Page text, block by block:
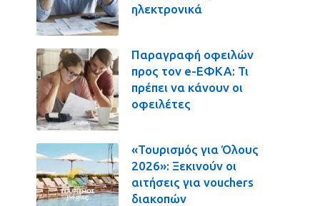
ηλεκτρονικά
Παραγραφή οφειλών
προς τον e-ΕΦΚΑ: Τι
πρέπει να κάνουν οι
οφειλέτες
«Τουρισμός για Όλους
2026»: Ξεκινούν οι
αιτήσεις για vouchers
διακοπών